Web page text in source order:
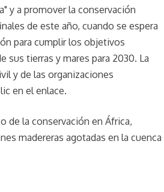
y a promover la conservación
de este año, cuando se espera
para cumplir los objetivos
tierras y mares para 2030. La
y de las organizaciones
en el enlace.
de la conservación en África,
madereras agotadas en la cuenca